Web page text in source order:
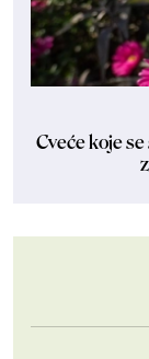
Cveće koje